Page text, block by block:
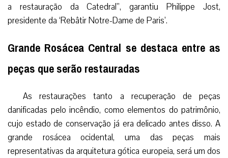
a restauração da Catedral”, garantiu Philippe Jost,
presidente da ‘Rebâtir Notre-Dame de Paris’.
Grande Rosácea Central se destaca entre as
peças que serão restauradas
As restaurações tanto a recuperação de peças
danificadas pelo incêndio, como elementos do patrimônio,
cujo estado de conservação já era delicado antes disso. A
grande rosácea ocidental, uma das peças mais
representativas da arquitetura gótica europeia, será um dos